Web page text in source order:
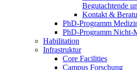
Begutachtende
Kontakt &
PhD-Programm
PhD-Programm Nicht-
Habilitation
Infrastruktur
Core Facilities
Campus Forschung